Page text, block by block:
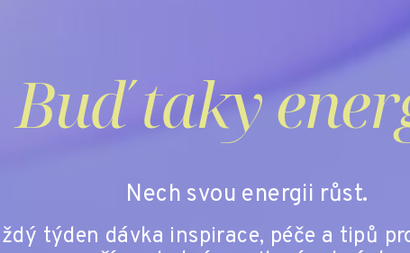
Buď taky
Nech svou energii růst.
týden dávka inspirace, péče a tipů